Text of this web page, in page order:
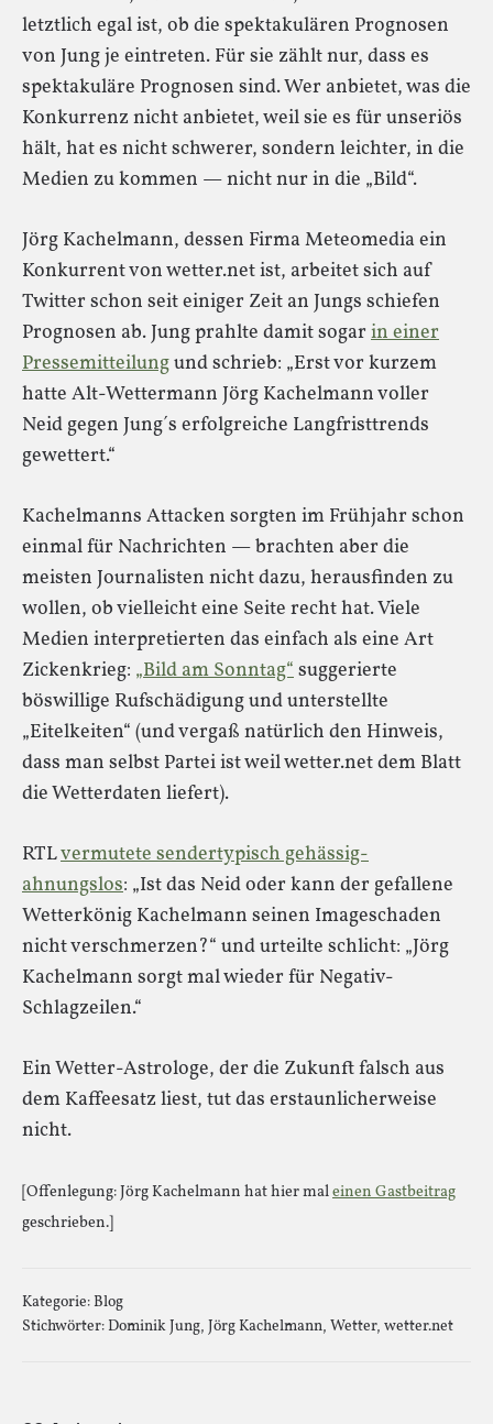
letztlich egal ist, ob die spektakulären Prognosen
von Jung je eintreten. Für sie zählt nur, dass es
spektakuläre Prognosen sind. Wer anbietet, was die
Konkurrenz nicht anbietet, weil sie es für unseriös
hält, hat es nicht schwerer, sondern leichter, in die
Medien zu kommen — nicht nur in die „Bild“.
Jörg Kachelmann, dessen Firma Meteomedia ein
Konkurrent von wetter.net ist, arbeitet sich auf
Twitter schon seit einiger Zeit an Jungs schiefen
Prognosen ab. Jung prahlte damit sogar in einer
Pressemitteilungund schrieb: „Erst vor kurzem
hatte Alt-Wettermann Jörg Kachelmann voller
Neid gegen Jung´s erfolgreiche Langfristtrends
gewettert.“
Kachelmanns Attacken sorgten im Frühjahr schon
einmal für Nachrichten — brachten aber die
meisten Journalisten nicht dazu, herausfinden zu
wollen, ob vielleicht eine Seite recht hat. Viele
Medien interpretierten das einfach als eine Art
Zickenkrieg: „Bild am Sonntag“suggerierte
böswillige Rufschädigung und unterstellte
„Eitelkeiten“ (und vergaß natürlich den Hinweis,
dass man selbst Partei ist weil wetter.net dem Blatt
die Wetterdaten liefert).
RTLvermutete sendertypisch gehässig-
ahnungslos: „Ist das Neid oder kann der gefallene
Wetterkönig Kachelmann seinen Imageschaden
nicht verschmerzen?“ und urteilte schlicht: „Jörg
Kachelmann sorgt mal wieder für Negativ-
Schlagzeilen.“
Ein Wetter-Astrologe, der die Zukunft falsch aus
dem Kaffeesatz liest, tut das erstaunlicherweise
nicht.
[Offenlegung: Jörg Kachelmann hat hier maleinen Gastbeitrag
geschrieben.]
Kategorie:Blog
Stichwörter:Dominik Jung, Jörg Kachelmann, Wetter, wetter.net